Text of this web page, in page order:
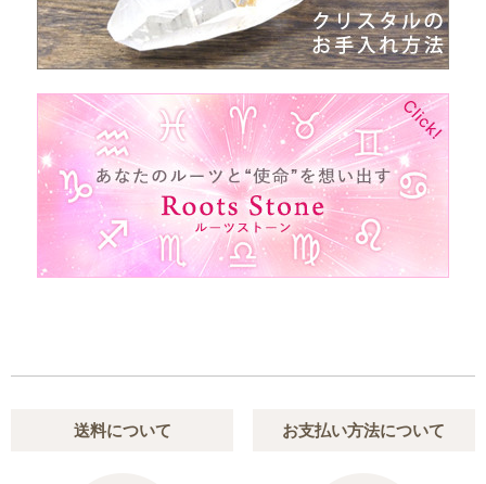
送料について お支払い方法について